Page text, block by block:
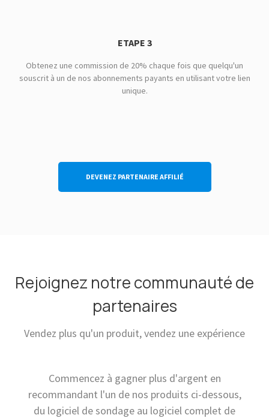
ETAPE 3
Obtenez une commission de 20% chaque fois que quelqu'un
souscrit à un de nos abonnements payants en utilisant votre lien
unique.
DEVENEZ PARTENAIRE AFFILIÉ
Rejoignez notre communauté de
partenaires
Vendez plus qu'un produit, vendez une expérience
Commencez à gagner plus d'argent en
recommandant l'un de nos produits ci-dessous,
du logiciel de sondage au logiciel complet de